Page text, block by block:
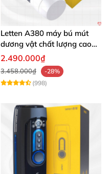
Letten A380 máy bú mút
dương vật chất lượng cao
giá tốt
2.490.000₫
3.458.000₫
-28%
(998)